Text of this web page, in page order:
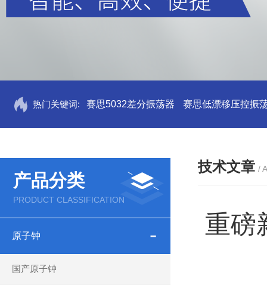
热门关键词: 赛思5032差分振荡器 赛思低漂移压控振
产品分类
PRODUCT CLASSIFICATION
原子钟
国产原子钟
技术文章 /
重磅